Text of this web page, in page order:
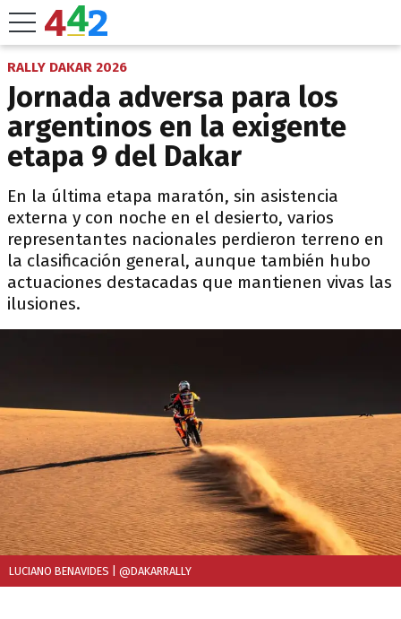
RALLY DAKAR 2026
Jornada adversa para los
argentinos en la exigente
etapa 9 del Dakar
En la última etapa maratón, sin asistencia
externa y con noche en el desierto, varios
representantes nacionales perdieron terreno en
la clasificación general, aunque también hubo
actuaciones destacadas que mantienen vivas las
ilusiones.
LUCIANO BENAVIDES | @DAKARRALLY